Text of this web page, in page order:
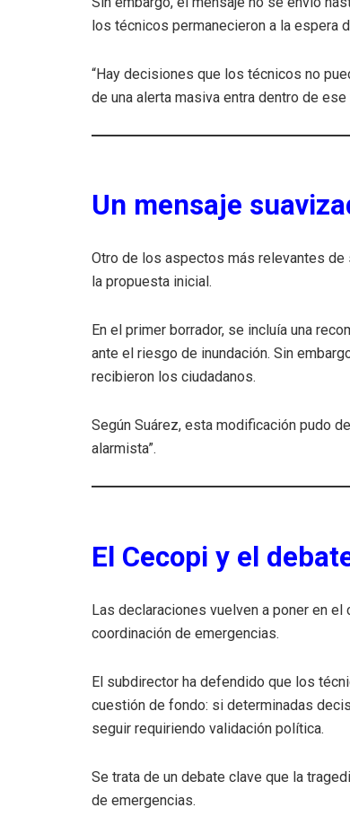
los técnicos permanecieron a la espera
“Hay decisiones que los técnicos no
de una alerta masiva entra dentro de
Un mensaje
Otro de los aspectos más relevantes
la propuesta inicial.
En el primer borrador, se incluía una
ante el riesgo de inundación. Sin
recibieron los ciudadanos.
Según Suárez, esta modificación pudo
alarmista”.
El Cecopi y el
Las declaraciones vuelven a poner en
coordinación de emergencias.
El subdirector ha defendido que los
cuestión de fondo: si determinadas
seguir requiriendo validación política.
Se trata de un debate clave que la
de emergencias.